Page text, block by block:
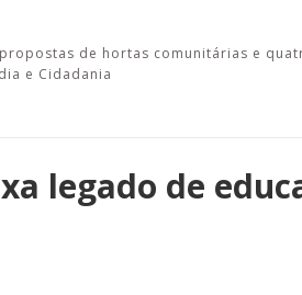
de hortas comunitárias e
e Cidadania
legado de